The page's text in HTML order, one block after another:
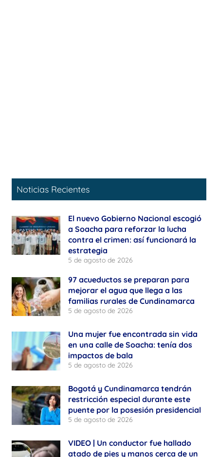
Noticias Recientes
El nuevo Gobierno Nacional escogió
a Soacha para reforzar la lucha
contra el crimen: así funcionará la
estrategia
5 de agosto de 2026
97 acueductos se preparan para
mejorar el agua que llega a las
familias rurales de Cundinamarca
5 de agosto de 2026
Una mujer fue encontrada sin vida
en una calle de Soacha: tenía dos
impactos de bala
5 de agosto de 2026
Bogotá y Cundinamarca tendrán
restricción especial durante este
puente por la posesión presidencial
5 de agosto de 2026
VIDEO | Un conductor fue hallado
atado de pies y manos cerca de un